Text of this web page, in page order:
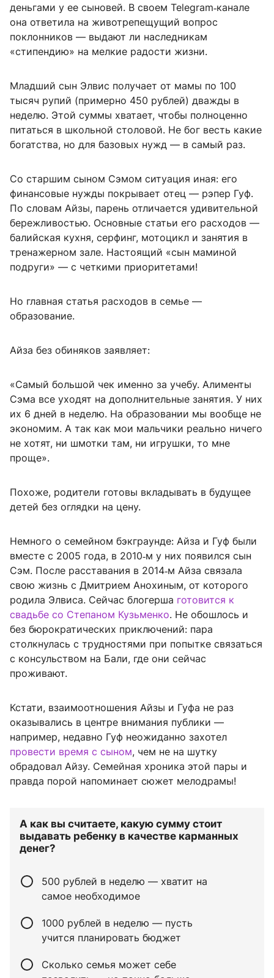
деньгами у ее сыновей. В своем Telegram‑канале
она ответила на животрепещущий вопрос
поклонников — выдают ли наследникам
«стипендию» на мелкие радости жизни.
Младший сын Элвис получает от мамы по 100
тысяч рупий (примерно 450 рублей) дважды в
неделю. Этой суммы хватает, чтобы полноценно
питаться в школьной столовой. Не бог весть какие
богатства, но для базовых нужд — в самый раз.
Со старшим сыном Сэмом ситуация иная: его
финансовые нужды покрывает отец — рэпер Гуф.
По словам Айзы, парень отличается удивительной
бережливостью. Основные статьи его расходов —
балийская кухня, серфинг, мотоцикл и занятия в
тренажерном зале. Настоящий «сын маминой
подруги» — с четкими приоритетами!
Но главная статья расходов в семье —
образование.
Айза без обиняков заявляет:
«Самый большой чек именно за учебу. Алименты
Сэма все уходят на дополнительные занятия. У них
их 6 дней в неделю. На образовании мы вообще не
экономим. А так как мои мальчики реально ничего
не хотят, ни шмотки там, ни игрушки, то мне
проще».
Похоже, родители готовы вкладывать в будущее
детей без оглядки на цену.
Немного о семейном бэкграунде: Айза и Гуф были
вместе с 2005 года, в 2010‑м у них появился сын
Сэм. После расставания в 2014‑м Айза связала
свою жизнь с Дмитрием Анохиным, от которого
родила Элвиса. Сейчас блогерша готовится к
свадьбе со Степаном Кузьменко. Не обошлось и
без бюрократических приключений: пара
столкнулась с трудностями при попытке связаться
с консульством на Бали, где они сейчас
проживают.
Кстати, взаимоотношения Айзы и Гуфа не раз
оказывались в центре внимания публики —
например, недавно Гуф неожиданно захотел
провести время с сыном, чем не на шутку
обрадовал Айзу. Семейная хроника этой пары и
правда порой напоминает сюжет мелодрамы!
А как вы считаете, какую сумму стоит
выдавать ребенку в качестве карманных
денег?
500 рублей в неделю — хватит на
самое необходимое
1000 рублей в неделю — пусть
учится планировать бюджет
Сколько семья может себе